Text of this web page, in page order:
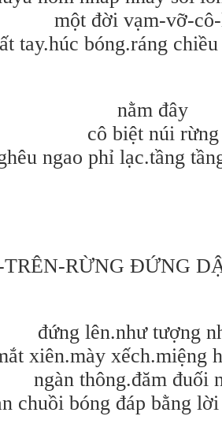
một đời vạm-vỡ-
tay.húc bóng.ráng
nằm đây
cô biệt núi rừng
ngao phỉ lạc.tầng
TRÊN-RỪNG ĐỨNG
đứng lên.như tượng
xiên.mày xếch.miệng
ngàn thông.đăm đuối
chuồi bóng đáp bằng